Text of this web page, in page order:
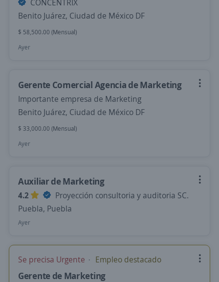
CONCENTRIX
Benito Juárez, Ciudad de México DF
$ 58,500.00 (Mensual)
Ayer
Gerente Comercial Agencia de Marketing
Importante empresa de Marketing
Benito Juárez, Ciudad de México DF
$ 33,000.00 (Mensual)
Ayer
Auxiliar de Marketing
4.2
Proyección consultoria y auditoria SC.
Puebla, Puebla
Ayer
Se precisa Urgente Empleo destacado
Gerente de Marketing